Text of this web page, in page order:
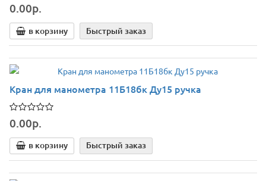
0.00р.
в корзину Быстрый заказ
Кран для манометра 11Б18бк Ду15 ручка
0.00р.
в корзину Быстрый заказ